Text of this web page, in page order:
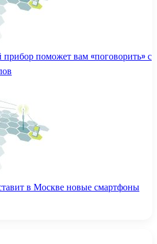
поможет вам «поговорить» с
в Москве новые смартфоны